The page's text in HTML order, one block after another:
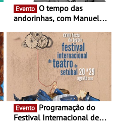
Evento
andorinhas, com Manuel
Atum - Concerto
performance na MAAT
Gallery a 3 de Setembro,
19:30
Evento
Festival Internacional de